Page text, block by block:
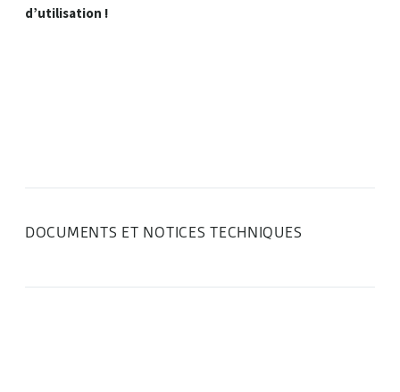
d’utilisation !
DOCUMENTS ET NOTICES TECHNIQUES